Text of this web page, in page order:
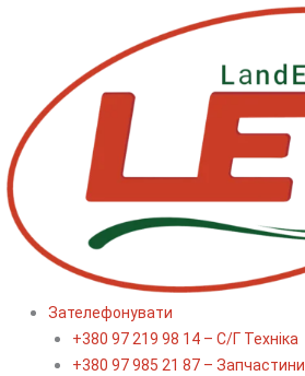
Зателефонувати
+380 97 219 98 14 – С/Г Техніка
+380 97 985 21 87 – Запчастини